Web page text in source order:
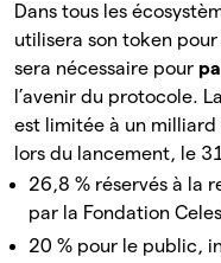
Dans tous les
utilisera son token
sera nécessaire pour
l’avenir du protocole.
est limitée à un milliard
lors du lancement, le
26,8 % réservés à la
par la Fondation
20 % pour le public,